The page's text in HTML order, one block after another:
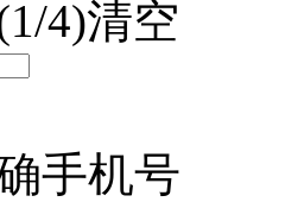
1/4)清空
手机号